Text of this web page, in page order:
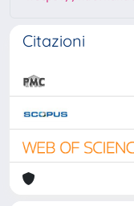
Citazioni